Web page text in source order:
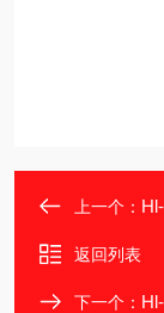
上一个：
返回列表
下一个：